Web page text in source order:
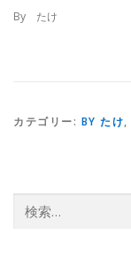
By たけ
カテゴリー: BY たけ,
索: